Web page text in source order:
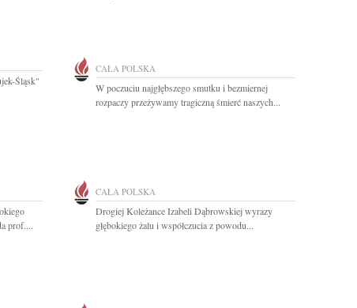
Śląsk"
CAŁA POLSKA
W poczuciu najgłębszego smutku i bezmiernej
rozpaczy przeżywamy tragiczną śmierć naszych...
prof....
CAŁA POLSKA
Drogiej Koleżance Izabeli Dąbrowskiej wyrazy
głębokiego żalu i współczucia z powodu...